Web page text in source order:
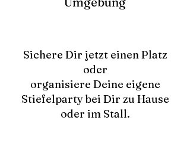
Sichere Dir jetzt einen Platz
oder
organisiere Deine eigene
Stiefelparty bei Dir zu Hause
oder im Stall.